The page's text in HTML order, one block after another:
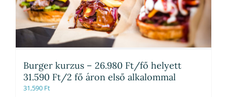
Burger kurzus – 26.980 Ft/fő helyett
31.590 Ft/2 fő áron első alkalommal
31,590 Ft